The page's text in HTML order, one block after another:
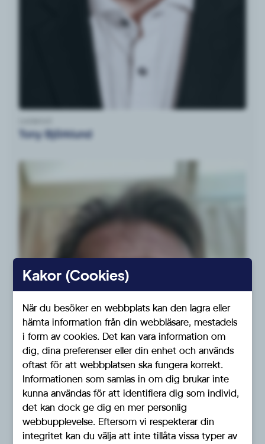
Tony Björklund
Kakor (Cookies)
När du besöker en webbplats kan den lagra eller
hämta information från din webbläsare, mestadels
i form av cookies. Det kan vara information om
dig, dina preferenser eller din enhet och används
oftast för att webbplatsen ska fungera korrekt.
Informationen som samlas in om dig brukar inte
kunna användas för att identifiera dig som individ,
det kan dock ge dig en mer personlig
webbupplevelse. Eftersom vi respekterar din
integritet kan du välja att inte tillåta vissa typer av